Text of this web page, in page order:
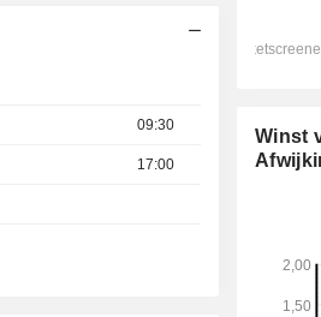
09:30
17:00
Winst